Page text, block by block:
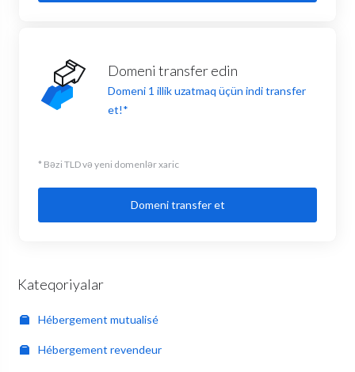
Kateqoriyalar
Hébergement mutualisé
Hébergement revendeur
Domeni transfer edin
Domeni 1 illik uzatmaq üçün indi transfer
et!*
* Bəzi TLD və yeni domenlər xaric
Domeni transfer et